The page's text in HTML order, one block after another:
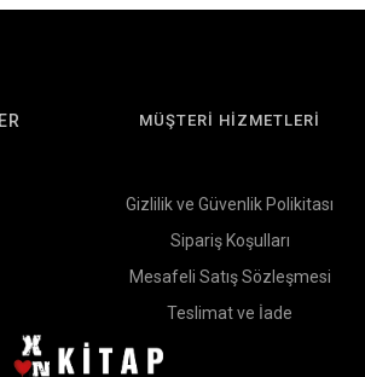
MÜŞTERİ HİZMETLERİ
Gizlilik ve Güvenlik Polikitası
Sipariş Koşulları
Mesafeli Satış Sözleşmesi
Teslimat ve İade